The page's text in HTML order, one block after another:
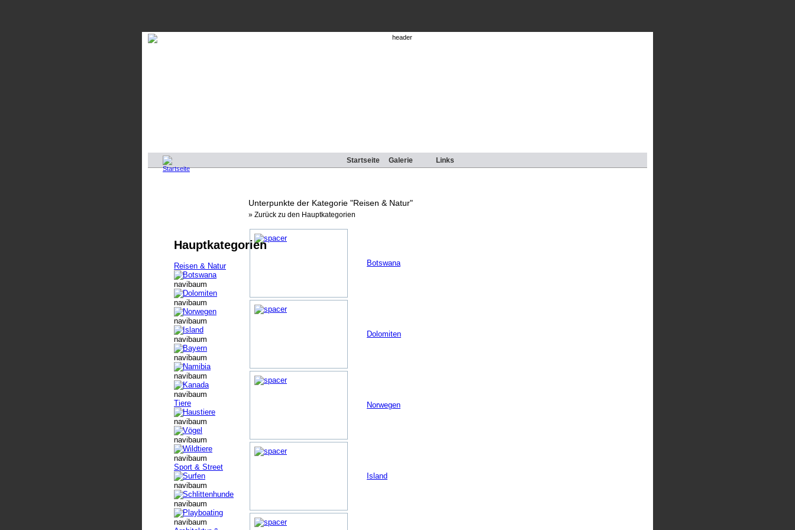
Startseite Galerie Links
Unterpunkte der Kategorie "Reisen & Natur"
» Zurück zu den Hauptkategorien
Botswana
Dolomiten
Norwegen
Island
Hauptkategorien
Reisen & Natur
Botswana
Dolomiten
Norwegen
Island
Bayern
Namibia
Kanada
Tiere
Haustiere
Vögel
Wildtiere
Sport & Street
Surfen
Schlittenhunde
Playboating